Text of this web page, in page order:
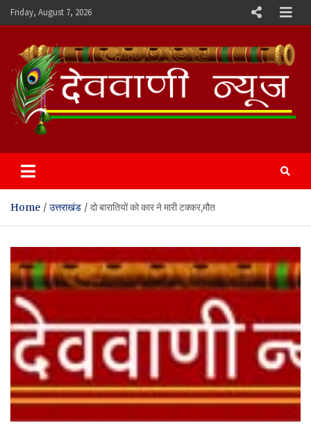
Skip
to
Friday, August 7, 2026
Devvani News Portal
Home उत्तराखंड दो बारातियों को कार ने मारी टक्कर,मौत